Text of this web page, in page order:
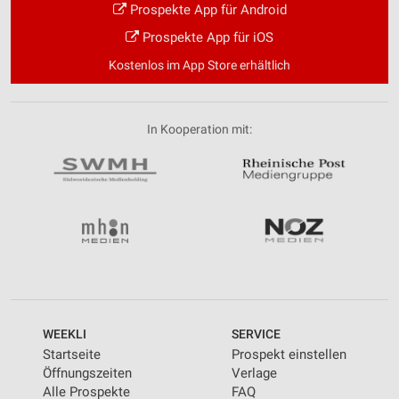
Prospekte App für Android
Prospekte App für iOS
Kostenlos im App Store erhältlich
In Kooperation mit:
WEEKLI
Startseite
Öffnungszeiten
Alle Prospekte
SERVICE
Prospekt einstellen
Verlage
FAQ
Verwendung von Profilen zur Auswahl
Messung der Werbeleistung
Analyse von Zielgruppen durch Statistiken oder
Quellen
Verwendung reduzierter Daten zur Auswahl von
Informationen identifizieren
Nicht-IAB-Verarbeitungszwecke: